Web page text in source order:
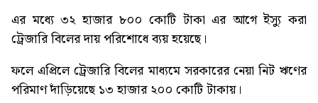
এর মধ্যে ৩২ হাজার ৮০০ কোটি টাকা এর আগে ইস্যু করা
ট্রেজারি বিলের দায় পরিশোধে ব্যয় হয়েছে।
ফলে এপ্রিলে ট্রেজারি বিলের মাধ্যমে সরকারের নেয়া নিট ঋণের
পরিমাণ দাঁড়িয়েছে ১৩ হাজার ২০০ কোটি টাকায়।